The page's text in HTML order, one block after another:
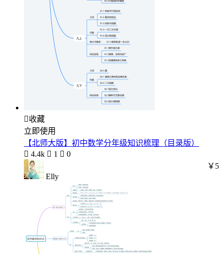
收藏
立即使用
【北师大版】初中数学分年级知识梳理（目录版）
 4.4k  1  0
Elly
￥5